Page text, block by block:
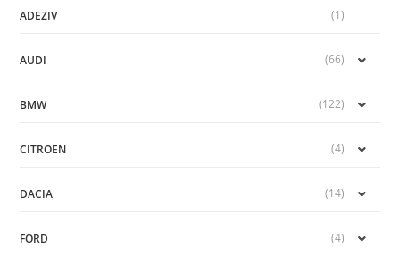
ADEZIV (1)
AUDI (66)
BMW (122)
CITROEN (4)
DACIA (14)
FORD (4)